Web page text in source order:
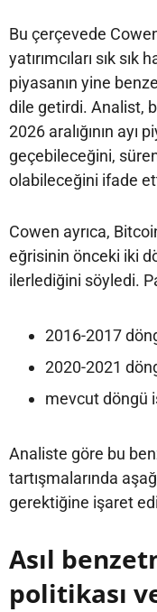
Bu çerçevede
yatırımcıları sık
piyasanın yine
dile getirdi. Analist,
2026 aralığının ayı
geçebileceğini,
olabileceğini ifade
Cowen ayrıca,
eğrisinin önceki iki
ilerlediğini söyledi.
2016-2017
2020-2021
mevcut döngü
Analiste göre bu
tartışmalarında
gerektiğine işaret
Asıl
politikası